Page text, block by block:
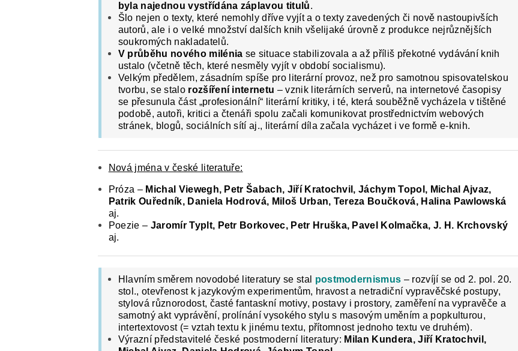
byla najednou vystřídána záplavou titulů.
Šlo nejen o texty, které nemohly dříve vyjít a o texty zavedených či nově nastoupivších
autorů, ale i o velké množství dalších knih všelijaké úrovně z produkce nejrůznějších
soukromých nakladatelů.
V průběhu nového milénia se situace stabilizovala a až příliš překotné vydávání knih
ustalo (včetně těch, které nesměly vyjít v období socialismu).
Velkým předělem, zásadním spíše pro literární provoz, než pro samotnou spisovatelskou
tvorbu, se stalo rozšíření internetu – vznik literárních serverů, na internetové časopisy
se přesunula část „profesionální“ literární kritiky, i té, která souběžně vycházela v tištěné
podobě, autoři, kritici a čtenáři spolu začali komunikovat prostřednictvím webových
stránek, blogů, sociálních sítí aj., literární díla začala vycházet i ve formě e-knih.
Nová jména v české literatuře:
Próza – Michal Viewegh, Petr Šabach, Jiří Kratochvil, Jáchym Topol, Michal Ajvaz,
Patrik Ouředník, Daniela Hodrová, Miloš Urban, Tereza Boučková, Halina Pawlowská
aj.
Poezie – Jaromír Typlt, Petr Borkovec, Petr Hruška, Pavel Kolmačka, J. H. Krchovský
aj.
Hlavním směrem novodobé literatury se stal postmodernismus – rozvíjí se od 2. pol. 20.
stol., otevřenost k jazykovým experimentům, hravost a netradiční vypravěčské postupy,
stylová různorodost, časté fantaskní motivy, postavy i prostory, zaměření na vypravěče a
samotný akt vyprávění, prolínání vysokého stylu s masovým uměním a popkulturou,
intertextovost (= vztah textu k jinému textu, přítomnost jednoho textu ve druhém).
Výrazní představitelé české postmoderní literatury: Milan Kundera, Jiří Kratochvil,